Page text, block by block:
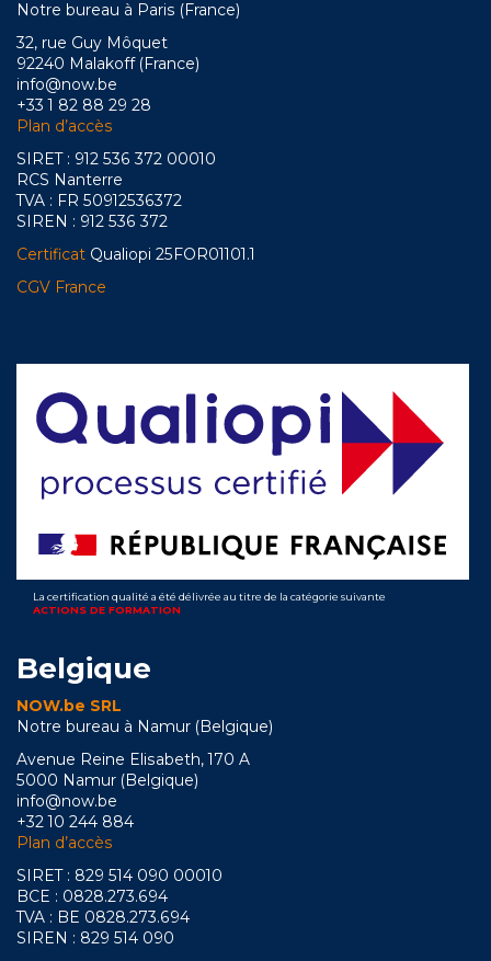
Notre bureau à Paris (France)
32, rue Guy Môquet
92240 Malakoff (France)
info@now.be
+33 1 82 88 29 28
Plan d’accès
SIRET : 912 536 372 00010
RCS Nanterre
TVA : FR 50912536372
SIREN : 912 536 372
Certificat Qualiopi 25FOR01101.1
CGV France
La certification qualité a été délivrée au titre de la catégorie suivante
ACTIONS DE FORMATION
Belgique
NOW.be SRL
Notre bureau à Namur (Belgique)
Avenue Reine Elisabeth, 170 A
5000 Namur (Belgique)
info@now.be
+32 10 244 884
Plan d’accès
SIRET : 829 514 090 00010
BCE : 0828.273.694
TVA : BE 0828.273.694
SIREN : 829 514 090